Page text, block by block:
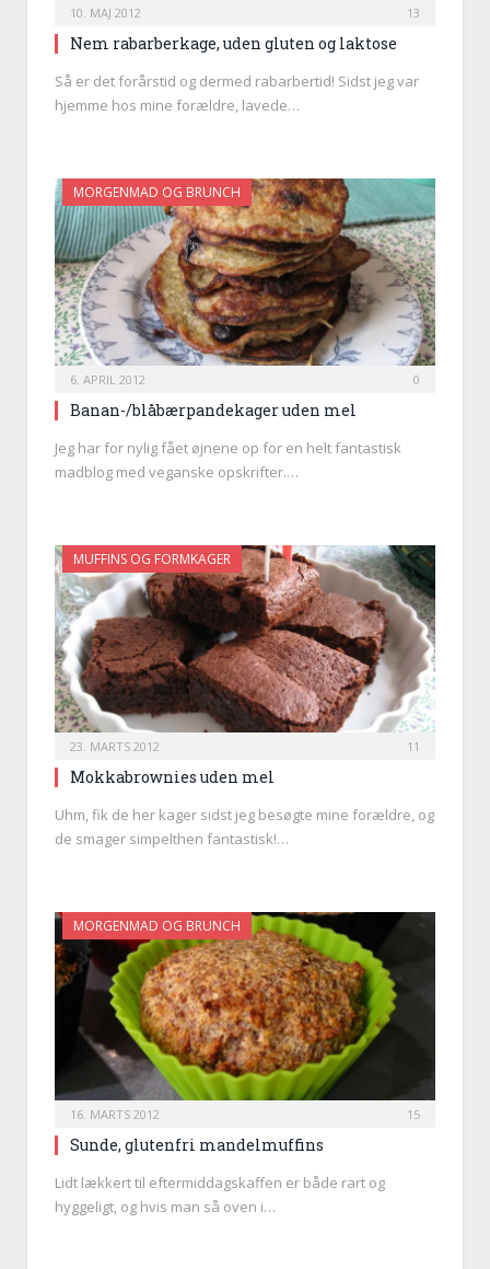
10. MAJ 2012 13
Nem rabarberkage, uden gluten og laktose
Så er det forårstid og dermed rabarbertid! Sidst jeg var
hjemme hos mine forældre, lavede…
MORGENMAD OG BRUNCH
6. APRIL 2012 0
Banan-/blåbærpandekager uden mel
Jeg har for nylig fået øjnene op for en helt fantastisk
madblog med veganske opskrifter.…
MUFFINS OG FORMKAGER
23. MARTS 2012 11
Mokkabrownies uden mel
Uhm, fik de her kager sidst jeg besøgte mine forældre, og
de smager simpelthen fantastisk!…
MORGENMAD OG BRUNCH
16. MARTS 2012 15
Sunde, glutenfri mandelmuffins
Lidt lækkert til eftermiddagskaffen er både rart og
hyggeligt, og hvis man så oven i…